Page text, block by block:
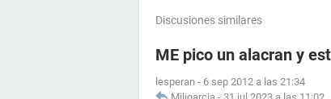
Discusiones similares
ME pico un alacran y
lesperan - 6 sep 2012 a las 21:34